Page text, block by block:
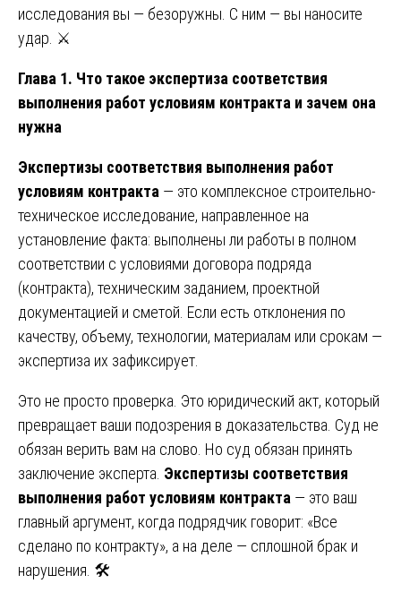
исследования вы — безоружны. С ним — вы наносите
удар. ⚔️
Глава 1. Что такое экспертиза соответствия
выполнения работ условиям контракта и зачем она
нужна
Экспертизы соответствия выполнения работ
условиям контракта — это комплексное строительно-
техническое исследование, направленное на
установление факта: выполнены ли работы в полном
соответствии с условиями договора подряда
(контракта), техническим заданием, проектной
документацией и сметой. Если есть отклонения по
качеству, объему, технологии, материалам или срокам —
экспертиза их зафиксирует.
Это не просто проверка. Это юридический акт, который
превращает ваши подозрения в доказательства. Суд не
обязан верить вам на слово. Но суд обязан принять
заключение эксперта. Экспертизы соответствия
выполнения работ условиям контракта — это ваш
главный аргумент, когда подрядчик говорит: «Все
сделано по контракту», а на деле — сплошной брак и
нарушения. 🛠️